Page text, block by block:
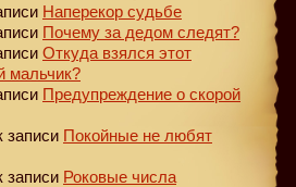
Наперекор судьбе
Почему за дедом следят?
Откуда взялся этот
мальчик?
Предупреждение о скорой
записи Покойные не любят
записи Роковые числа